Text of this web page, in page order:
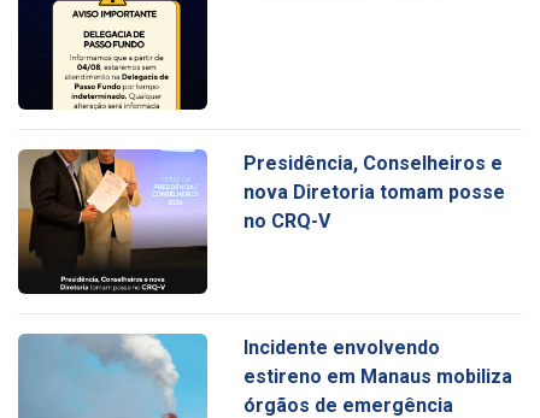
Presidência, Conselheiros e
nova Diretoria tomam posse
no CRQ-V
Incidente envolvendo
estireno em Manaus mobiliza
órgãos de emergência